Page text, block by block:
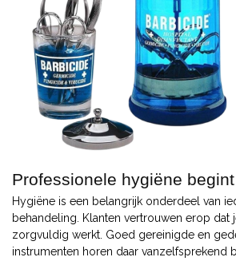
Professionele hygiëne
Hygiëne is een belangrijk onderdeel van
behandeling. Klanten vertrouwen erop dat
zorgvuldig werkt. Goed gereinigde en
instrumenten horen daar vanzelfsprekend